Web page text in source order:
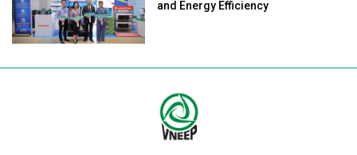
and Energy Efficiency